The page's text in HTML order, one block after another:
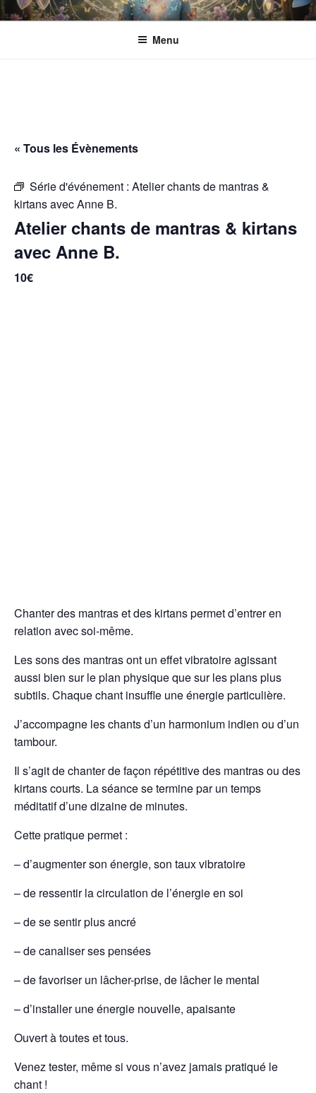
Aller
au
ESPACE ECLOSION
Gérée par l'Association CANTACORDA. L'association s’implique pour
une meilleure inclusion sociale et culturelle des personnes en situation
Menu
« Tous les Évènements
Série d'événement : Atelier chants de mantras &
kirtans avec Anne B.
Atelier chants de mantras & kirtans
avec Anne B.
10€
Chanter des mantras et des kirtans permet d’entrer en
relation avec soi-même.
Les sons des mantras ont un effet vibratoire agissant
aussi bien sur le plan physique que sur les plans plus
subtils. Chaque chant insuffle une énergie particulière.
J’accompagne les chants d’un harmonium indien ou d’un
tambour.
Il s’agit de chanter de façon répétitive des mantras ou des
kirtans courts. La séance se termine par un temps
méditatif d’une dizaine de minutes.
Cette pratique permet :
– d’augmenter son énergie, son taux vibratoire
– de ressentir la circulation de l’énergie en soi
– de se sentir plus ancré
– de canaliser ses pensées
– de favoriser un lâcher-prise, de lâcher le mental
– d’installer une énergie nouvelle, apaisante
Ouvert à toutes et tous.
Venez tester, même si vous n’avez jamais pratiqué le
chant !